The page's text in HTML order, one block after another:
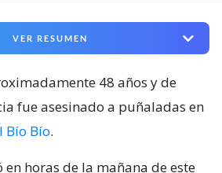
VER RESUMEN
48 años y de
fue asesinado a puñaladas en
Bío Bío.
en horas de la mañana de este